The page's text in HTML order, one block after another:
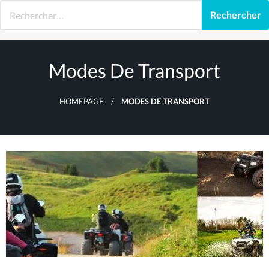
content
Modes De Transport
HOMEPAGE MODES DE TRANSPORT